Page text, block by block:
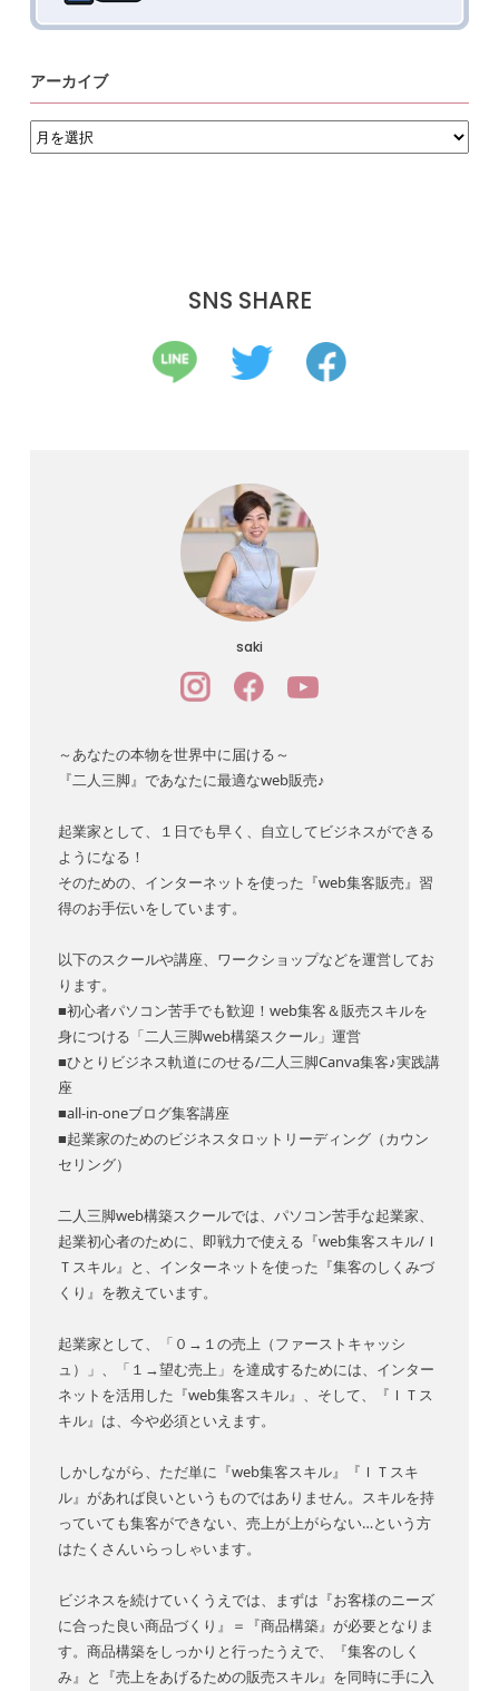
アーカイブ
ア
ー
カ
SNS SHARE
saki
～あなたの本物を世界中に届ける～
『二人三脚』であなたに最適なweb販売♪
起業家として、１日でも早く、自立してビジネスができる
ようになる！
そのための、インターネットを使った『web集客販売』習
得のお手伝いをしています。
以下のスクールや講座、ワークショップなどを運営してお
ります。
■初心者パソコン苦手でも歓迎！web集客＆販売スキルを
身につける「二人三脚web構築スクール」運営
■ひとりビジネス軌道にのせる/二人三脚Canva集客♪実践講
座
■all-in-oneブログ集客講座
■起業家のためのビジネスタロットリーディング（カウン
セリング）
二人三脚web構築スクールでは、パソコン苦手な起業家、
起業初心者のために、即戦力で使える『web集客スキル/Ｉ
Ｔスキル』と、インターネットを使った『集客のしくみづ
くり』を教えています。
起業家として、「０→１の売上（ファーストキャッシ
ュ）」、「１→望む売上」を達成するためには、インター
ネットを活用した『web集客スキル』、そして、『ＩＴス
キル』は、今や必須といえます。
しかしながら、ただ単に『web集客スキル』『ＩＴスキ
ル』があれば良いというものではありません。スキルを持
っていても集客ができない、売上が上がらない…という方
はたくさんいらっしゃいます。
ビジネスを続けていくうえでは、まずは『お客様のニーズ
に合った良い商品づくり』＝『商品構築』が必要となりま
す。商品構築をしっかりと行ったうえで、『集客のしく
み』と『売上をあげるための販売スキル』を同時に手に入